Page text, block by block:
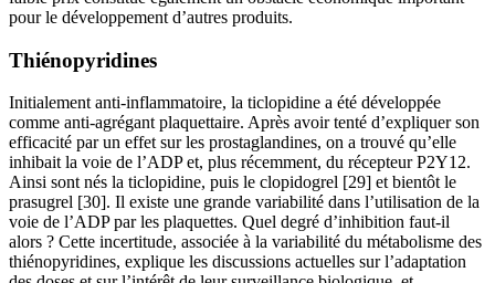
pour le développement d’autres produits.
Thiénopyridines
Initialement anti-inflammatoire, la ticlopidine a été développée
comme anti-agrégant plaquettaire. Après avoir tenté d’expliquer son
efficacité par un effet sur les prostaglandines, on a trouvé qu’elle
inhibait la voie de l’ADP et, plus récemment, du récepteur P2Y12.
Ainsi sont nés la ticlopidine, puis le clopidogrel [29] et bientôt le
prasugrel [30]. Il existe une grande variabilité dans l’utilisation de la
voie de l’ADP par les plaquettes. Quel degré d’inhibition faut-il
alors ? Cette incertitude, associée à la variabilité du métabolisme des
thiénopyridines, explique les discussions actuelles sur l’adaptation